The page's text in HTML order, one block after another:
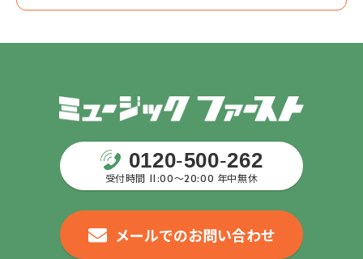
0120-500-262
受付時間 11:00〜20:00 年中無休
メールでのお問い合わせ